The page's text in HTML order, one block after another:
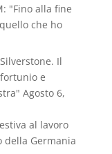
"Fino alla fine
che ho
Il
e
Agosto 6,
al lavoro
Germania